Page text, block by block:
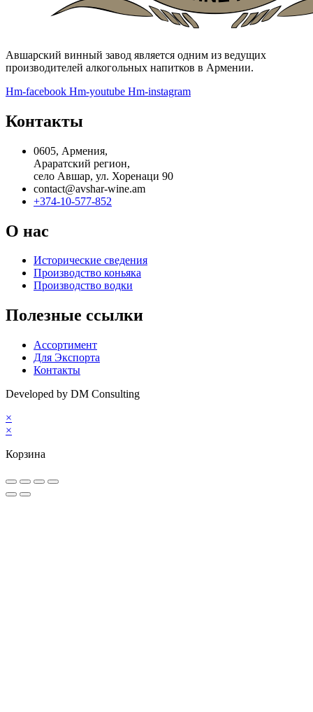
Авшарский винный завод является одним из ведущих
производителей алкогольных напитков в Армении.
Hm-facebook Hm-youtube Hm-instagram
Контакты
0605, Армения,
Араратский регион,
село Авшар, ул. Хоренаци 90
contact@avshar-wine.am
+374-10-577-852
О нас
Исторические сведения
Производство коньяка
Производство водки
Полезные ссылки
Ассортимент
Для Экспорта
Контакты
Developed by DM Consulting
×
×
Корзина